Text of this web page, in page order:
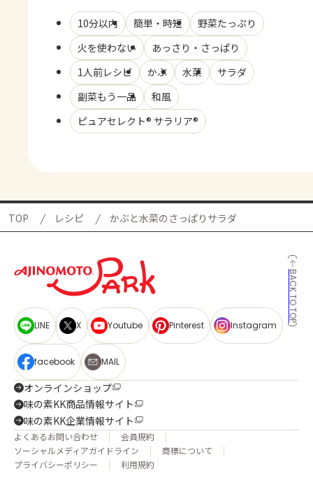
10分以内 簡単・時短
野菜たっぷり
火を使わない
あっさり・さっぱり
1人前レシピ
かぶ 水菜
サラダ
副菜もう一品
和風
ピュアセレクト® サラリア®
TOP レシピ かぶと水菜のさっぱりサラダ
BACK TO TOP
LINE X Youtube Pinterest Instagram
facebook MAIL
オンラインショップ
味の素KK商品情報サイト
味の素KK企業情報サイト
よくあるお問い合わせ
会員規約
ソーシャルメディアガイドライン
商標について
プライバシーポリシー
利用規約